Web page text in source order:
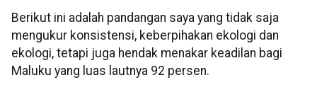
Berikut ini adalah pandangan saya yang tidak saja
mengukur konsistensi, keberpihakan ekologi dan
ekologi, tetapi juga hendak menakar keadilan bagi
Maluku yang luas lautnya 92 persen.